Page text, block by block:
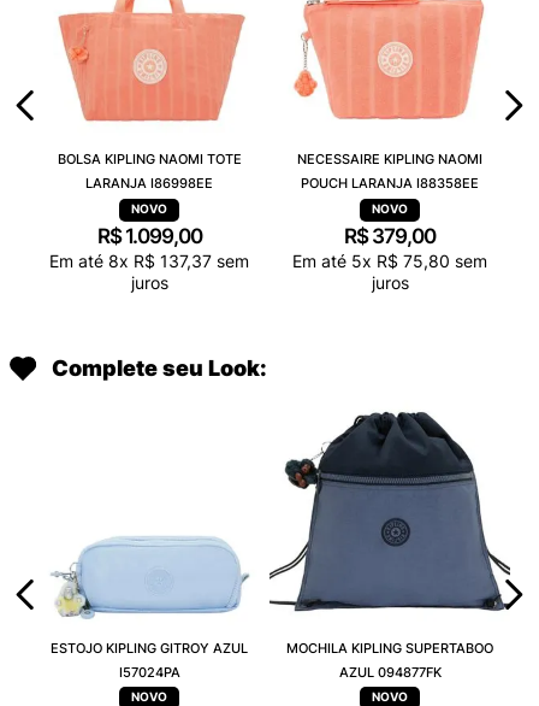
BOLSA KIPLING NAOMI TOTE
LARANJA I86998EE
R$ 1.099,00
Em até 8x R$ 137,37 sem
juros
NECESSAIRE KIPLING NAOMI
POUCH LARANJA I88358EE
R$ 379,00
Em até 5x R$ 75,80 sem
juros
Complete seu Look:
ESTOJO KIPLING GITROY AZUL
I57024PA
MOCHILA KIPLING SUPERTABOO
AZUL 094877FK